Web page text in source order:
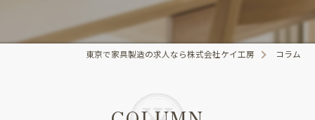
東京で家具製造の求人なら株式会社ケイ工房 コラム